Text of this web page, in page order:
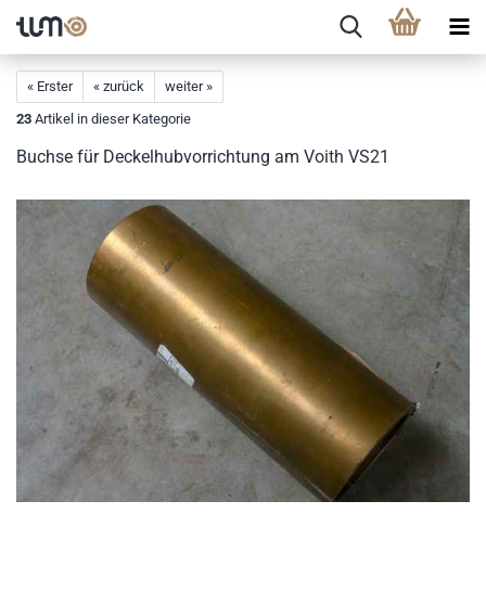
« Erster « zurück
weiter »
23 Artikel in dieser Kategorie
Buchse für Deckelhubvorrichtung am Voith VS21